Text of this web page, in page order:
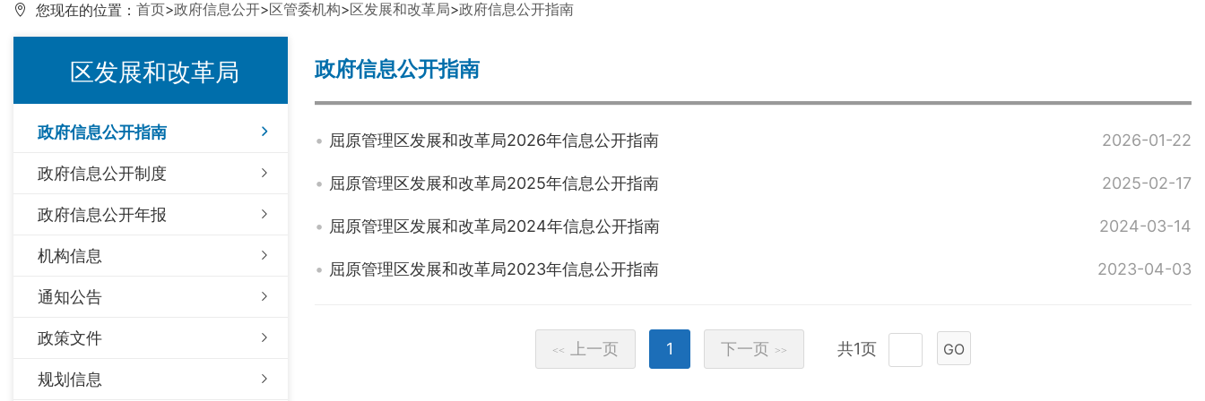
您现在的位置： 首页>政府信息公开>区管委机构>区发展和改革局>政府信息公开指南
区发展和改革局
政府信息公开指南
政府信息公开制度
政府信息公开年报
机构信息
通知公告
政策文件
规划信息
政府信息公开指南
屈原管理区发展和改革局2026年信息公开指南 2026-01-22
屈原管理区发展和改革局2025年信息公开指南 2025-02-17
屈原管理区发展和改革局2024年信息公开指南 2024-03-14
屈原管理区发展和改革局2023年信息公开指南 2023-04-03
<< 上一页 1 下一页 >> 共1页 GO